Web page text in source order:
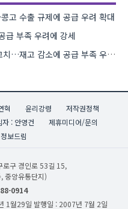
고 수출 규제에 공급 우려 확대
급 부족 우려에 강세
[비철금속 시황] 구리 2개월 만에 최고치…재고 감소에 공급 부족 우려 확대
혁 윤리강령
저작권정책
: 안영건
제휴미디어/문의
정보드림
구 경인로 53길 15,
중앙유통단지)
0914
1월29일 발행일 : 2007년 7월 2일